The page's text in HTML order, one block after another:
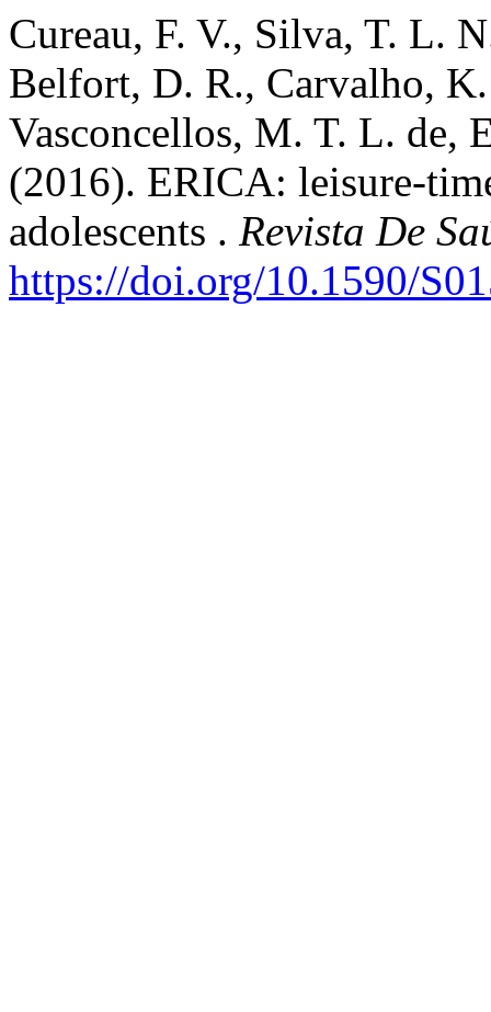
Cureau, F. V., Silva, T. L.
Belfort, D. R., Carvalho,
Vasconcellos, M. T. L. de,
(2016). ERICA: leisure-
adolescents . Revista De
https://doi.org/10.1590/